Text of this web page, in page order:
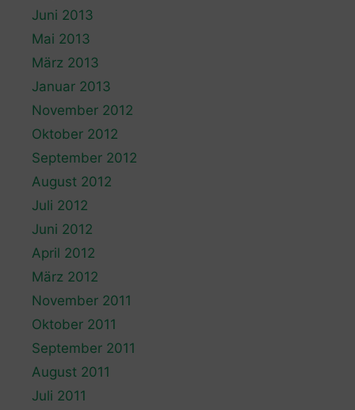
Juni 2013
Mai 2013
März 2013
Januar 2013
November 2012
Oktober 2012
September 2012
August 2012
Juli 2012
Juni 2012
April 2012
März 2012
November 2011
Oktober 2011
September 2011
August 2011
Juli 2011